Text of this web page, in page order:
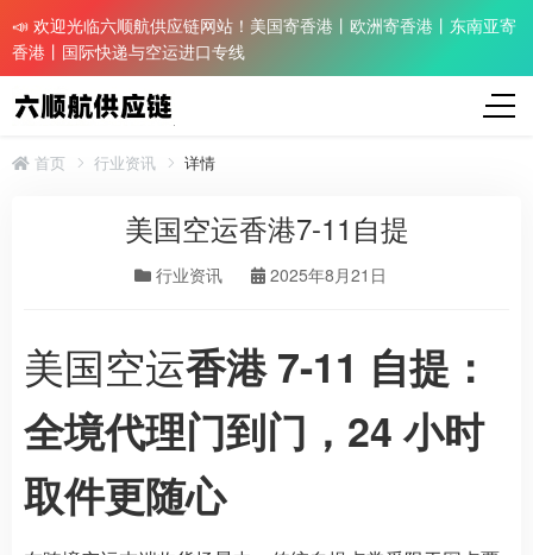
📣 欢迎光临六顺航供应链网站！美国寄香港丨欧洲寄香港丨东南亚寄
香港丨国际快递与空运进口专线
首页 行业资讯 详情
美国空运香港7-11自提
行业资讯 2025年8月21日
美国空运香港 7-11 自提：
全境代理门到门，24 小时
取件更随心